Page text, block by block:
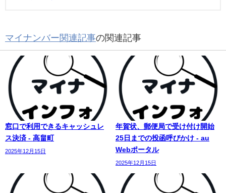
マイナンバー関連記事の関連記事
窓口で利用できるキャッシュレ
ス決済 - 高畠町
2025年12月15日
年賀状、郵便局で受け付け開始
25日までの投函呼びかけ - au
Webポータル
2025年12月15日